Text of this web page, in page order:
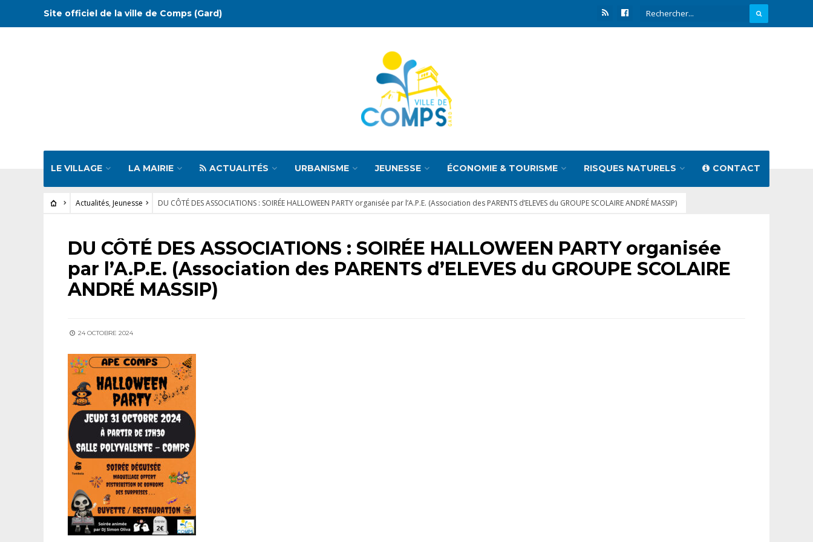
Site officiel de la ville de Comps (Gard)
LE VILLAGE LA MAIRIE ACTUALITÉS URBANISME JEUNESSE ÉCONOMIE & TOURISME RISQUES NATURELS CONTACT
Actualités, Jeunesse DU CÔTÉ DES ASSOCIATIONS : SOIRÉE HALLOWEEN PARTY organisée par l’A.P.E. (Association des PARENTS d’ELEVES du GROUPE SCOLAIRE ANDRÉ MASSIP)
ACTUALITÉS•JEUNESSE
DU CÔTÉ DES ASSOCIATIONS : SOIRÉE HALLOWEEN PARTY organisée
par l’A.P.E. (Association des PARENTS d’ELEVES du GROUPE SCOLAIRE
ANDRÉ MASSIP)
24 OCTOBRE 2024